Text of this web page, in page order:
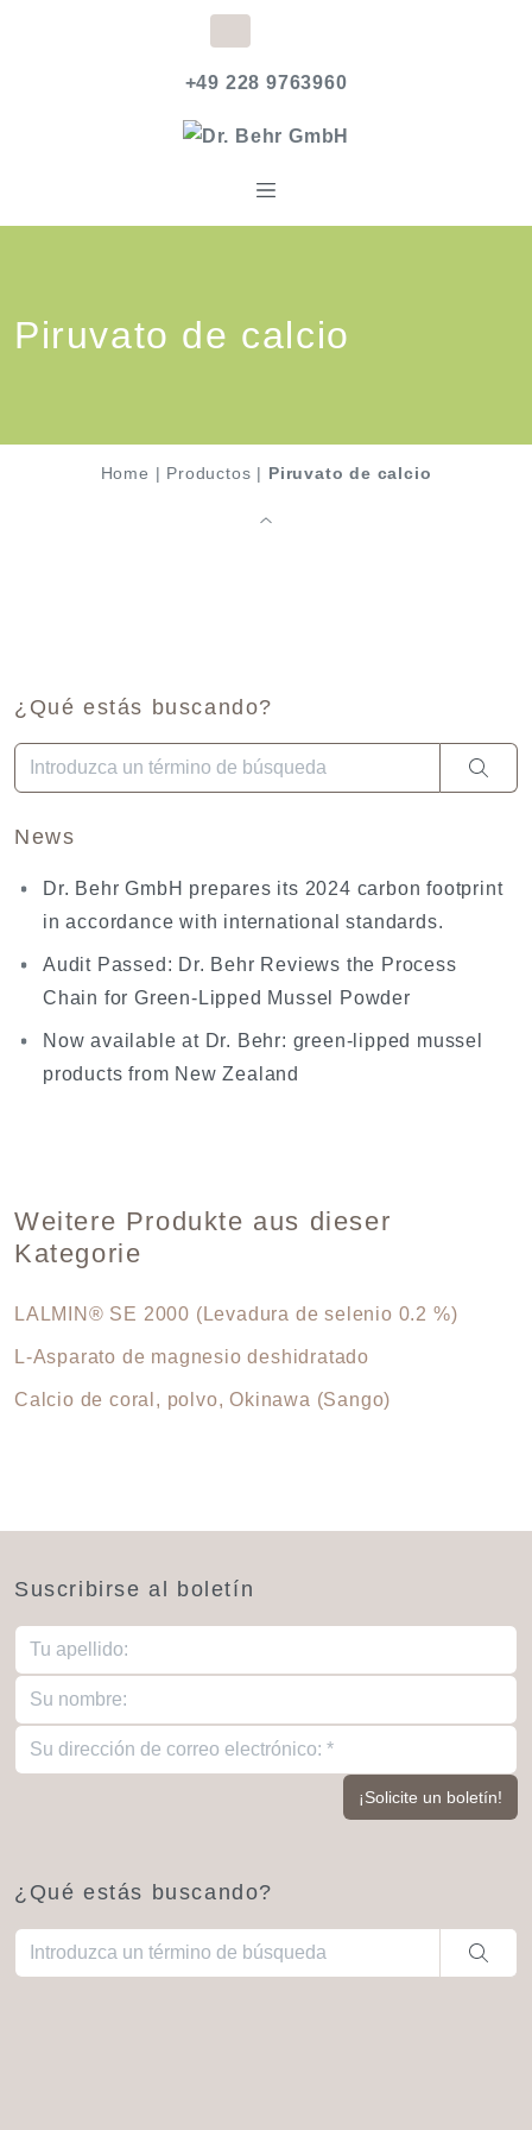
+49 228 9763960
Piruvato de calcio
Home | Productos | Piruvato de calcio
¿Qué estás buscando?
Cuando hay resultados autocompletados, puedes utilizar
News
Dr. Behr GmbH prepares its 2024 carbon footprint
in accordance with international standards.
Audit Passed: Dr. Behr Reviews the Process
Chain for Green-Lipped Mussel Powder
Now available at Dr. Behr: green-lipped mussel
products from New Zealand
Weitere Produkte aus dieser
Kategorie
LALMIN® SE 2000 (Levadura de selenio 0.2 %)
L-Asparato de magnesio deshidratado
Calcio de coral, polvo, Okinawa (Sango)
Suscribirse al boletín
¿Qué estás buscando?
Cuando hay resultados autocompletados, puedes utilizar